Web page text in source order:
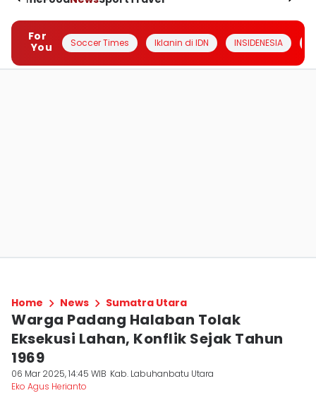
For
You
Soccer Times Iklanin di IDN INSIDENESIA
Home News Sumatra Utara
Warga Padang Halaban Tolak
Eksekusi Lahan, Konflik Sejak Tahun
1969
06 Mar 2025, 14:45 WIB Kab. Labuhanbatu Utara
Eko Agus Herianto